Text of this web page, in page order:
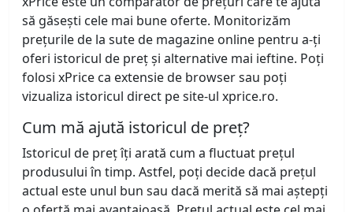
să găsești cele mai bune oferte. Monitorizăm
prețurile de la sute de magazine online pentru a-ți
oferi istoricul de preț și alternative mai ieftine. Poți
folosi xPrice ca extensie de browser sau poți
vizualiza istoricul direct pe site-ul xprice.ro.
Cum mă ajută istoricul de preț?
Istoricul de preț îți arată cum a fluctuat prețul
produsului în timp. Astfel, poți decide dacă prețul
actual este unul bun sau dacă merită să mai aștepți